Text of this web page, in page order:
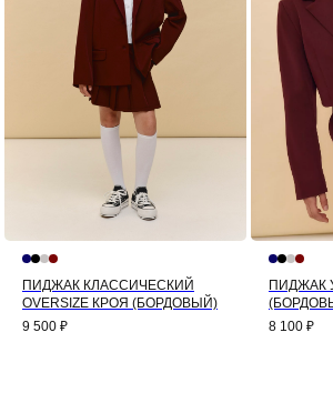
ПИДЖАК КЛАССИЧЕСКИЙ
OVERSIZE КРОЯ (БОРДОВЫЙ)
9 500 ₽
ПИДЖАК
8 100 ₽